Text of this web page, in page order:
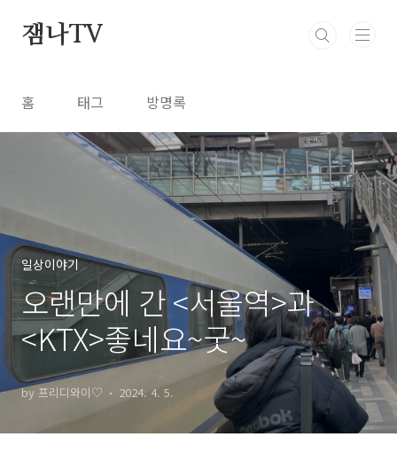
잼나TV
홈 태그 방명록
일상이야기
오랜만에 간 <서울역>과
<KTX>좋네요~굿~
by 프리디와이♡ 2024. 4. 5.